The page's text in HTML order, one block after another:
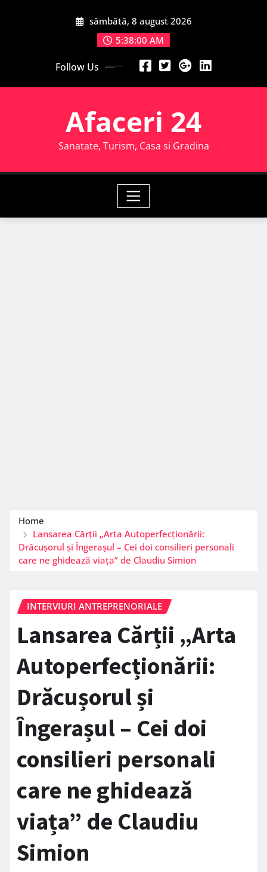
sâmbătă, 8 august 2026
5:38:02 AM
Follow Us
Afaceri 24
Sanatate, Turism, Casa si Gradina
Home
Lansarea Cărții „Arta Autoperfecționării:
Drăcușorul și Îngerașul – Cei doi consilieri personali
care ne ghidează viața” de Claudiu Simion
INTERVIURI ANTREPRENORIALE
Lansarea Cărții „Arta
Autoperfecționării:
Drăcușorul și
Îngerașul – Cei doi
consilieri personali
care ne ghidează
viața” de Claudiu
Simion